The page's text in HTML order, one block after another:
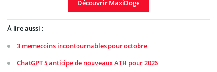
Découvrir MaxiDoge
À lire aussi :
3 memecoins incontournables pour octobre
ChatGPT 5 anticipe de nouveaux ATH pour 2026